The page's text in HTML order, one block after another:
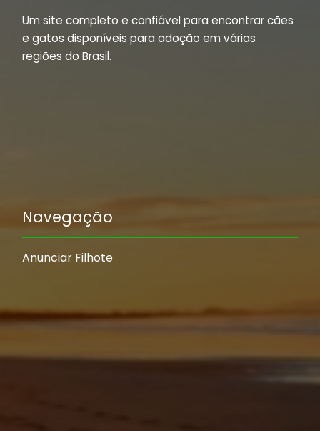
Um site completo e confiável para encontrar cães
e gatos disponíveis para adoção em várias
regiões do Brasil.
Navegação
Anunciar Filhote